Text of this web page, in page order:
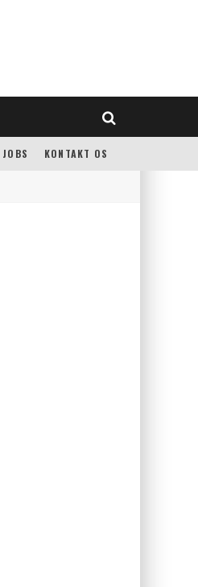
JOBS KONTAKT OS